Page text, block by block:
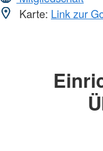
Karte: Link zur